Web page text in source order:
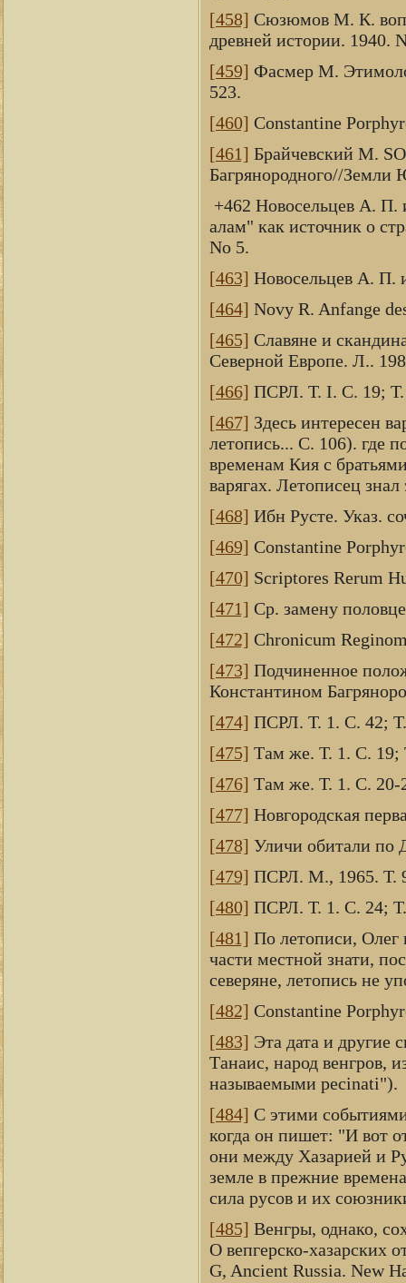
[458] Сюзюмов М. К.
древней истории. 1940.
[459] Фасмер М.
523.
[460] Constantine
[461] Брайчевский М.
Багрянородного//
+462 Новосельцев А. П.
алам" как источник о
No 5.
[463] Новосельцев А. П.
[464] Novy R. Anfange
[465] Славяне и
Северной Европе. Л..
[466] ПСРЛ. Т. I. С. 19; Т.
[467] Здесь интересен
летопись... С. 106). где
временам Кия с
варягах. Летописец знал
[468] Ибн Русте. Указ.
[469] Constantine
[470] Scriptores Rerum
[471] Ср. замену
[472] Chronicum
[473] Подчиненное
Константином
[474] ПСРЛ. Т. 1. С. 42;
[475] Там же. Т. 1. С. 19;
[476] Там же. Т. 1. С. 20-
[477] Новгородская
[478] Уличи обитали по
[479] ПСРЛ. М., 1965. Т.
[480] ПСРЛ. Т. 1. С. 24;
[481] По летописи, Олег
части местной знати,
северяне, летопись не
[482] Constantine
[483] Эта дата и другие
Танаис, народ венгров,
называемыми pecinati").
[484] С этими
когда он пишет: "И вот
они между Хазарией и
земле в прежние
сила русов и их
[485] Венгры, однако,
О вепгерско-хазарских
G, Ancient Russia. New